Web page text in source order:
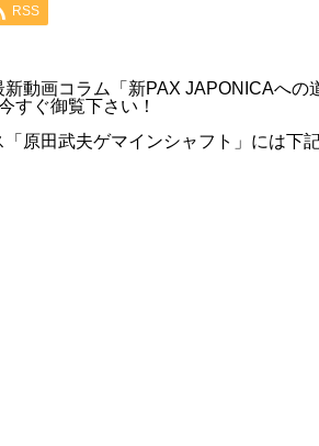
RSS
動画コラム「新PAX JAPONICAへの
すぐ御覧下さい！
原田武夫ゲマインシャフト」には下